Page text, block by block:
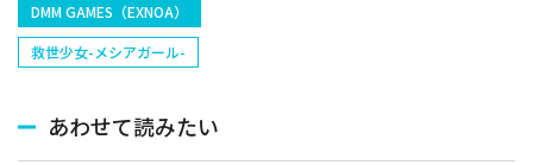
DMM GAMES（EXNOA）
救世少女-メシアガール-
あわせて読みたい